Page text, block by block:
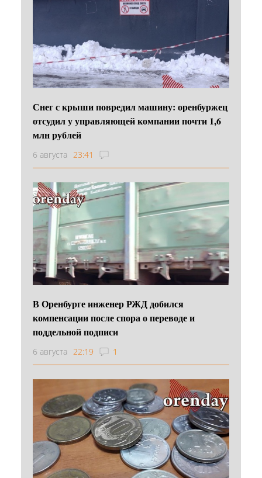
Снег с крыши повредил машину: оренбуржец
отсудил у управляющей компании почти 1,6
млн рублей
6 августа 23:41
В Оренбурге инженер РЖД добился
компенсации после спора о переводе и
поддельной подписи
6 августа 22:19 1